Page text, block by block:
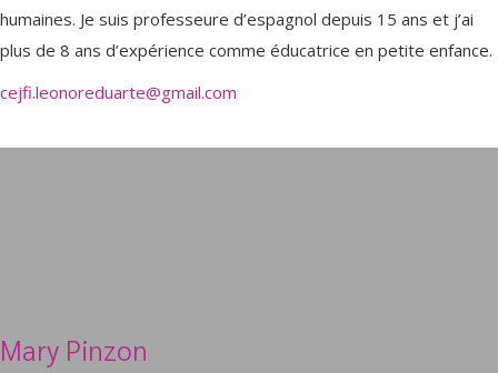
humaines. Je suis professeure d’espagnol depuis 15 ans et j’ai
plus de 8 ans d’expérience comme éducatrice en petite enfance.
cejfi.leonoreduarte@gmail.com
Mary Pinzon